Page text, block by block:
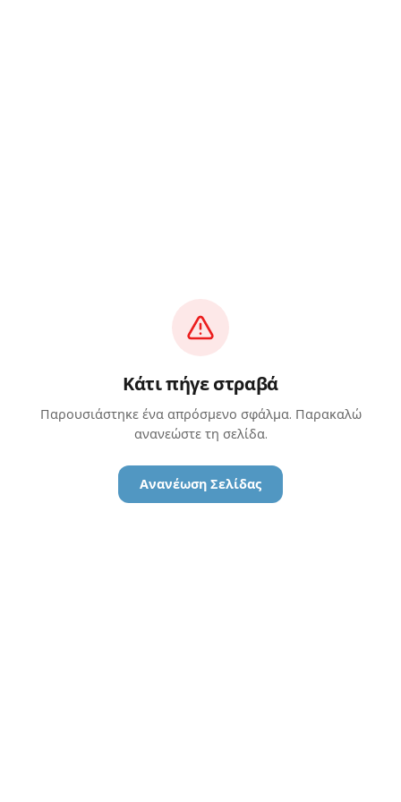
Κάτι πήγε στραβά
Παρουσιάστηκε ένα απρόσμενο σφάλμα. Παρακαλώ
ανανεώστε τη σελίδα.
Ανανέωση Σελίδας